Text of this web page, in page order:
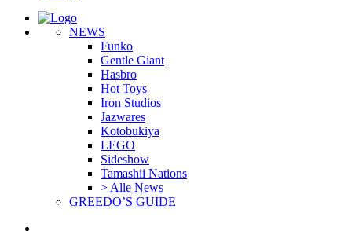
NEWS
Funko
Gentle Giant
Hasbro
Hot Toys
Iron Studios
Jazwares
Kotobukiya
LEGO
Sideshow
Tamashii Nations
> Alle News
GREEDO’S GUIDE